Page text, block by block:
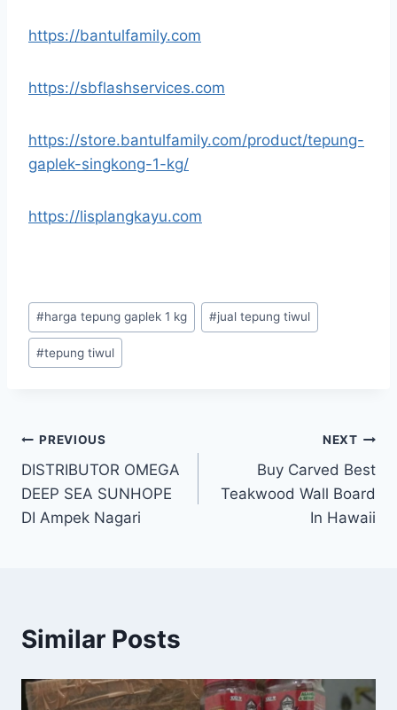
https://bantulfamily.com
https://sbflashservices.com
https://store.bantulfamily.com/product/tepung-
gaplek-singkong-1-kg/
https://lisplangkayu.com
#harga tepung gaplek 1 kg #jual tepung tiwul
#tepung tiwul
PREVIOUS
DISTRIBUTOR OMEGA
DEEP SEA SUNHOPE
DI Ampek Nagari
NEXT
Buy Carved Best
Teakwood Wall Board
In Hawaii
Similar Posts